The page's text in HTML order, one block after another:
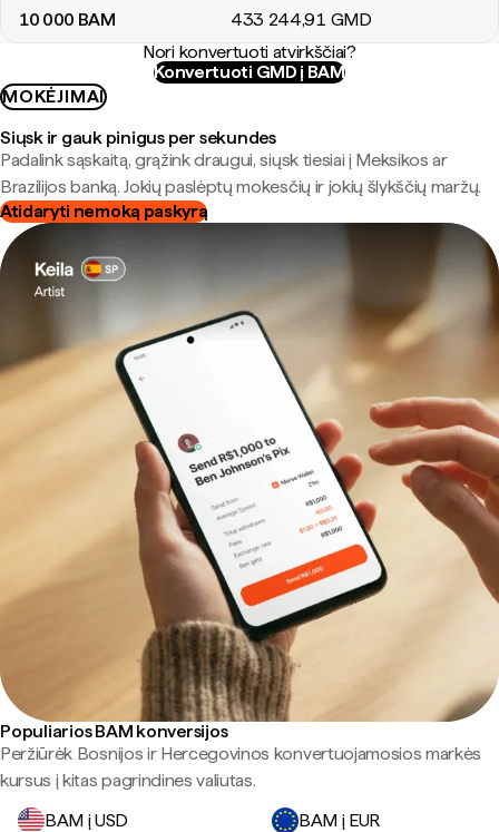
10 000 BAM 433 244,91 GMD
Nori konvertuoti atvirkščiai?
Konvertuoti GMD į BAM
MOKĖJIMAI
Siųsk ir gauk pinigus per sekundes
Padalink sąskaitą, grąžink draugui, siųsk tiesiai į Meksikos ar
Brazilijos banką. Jokių paslėptų mokesčių ir jokių šlykščių maržų.
Atidaryti nemoką paskyrą
Populiarios BAM konversijos
Peržiūrėk Bosnijos ir Hercegovinos konvertuojamosios markės
kursus į kitas pagrindines valiutas.
BAM į USD
BAM į EUR